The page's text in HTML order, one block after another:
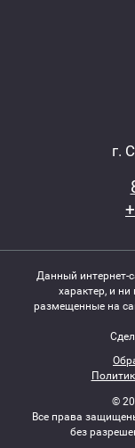
г.
Данный интернет-
характер, и
размещенные на
©
Все права
без